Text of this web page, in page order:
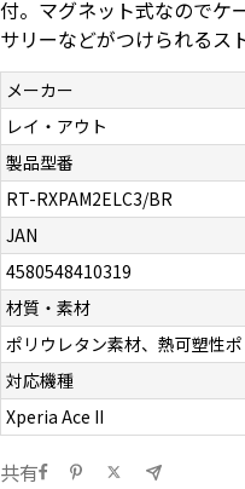
付。マグネット式なのでケ
サリーなどがつけられるス
メーカー
レイ・アウト
製品型番
RT-RXPAM2ELC3/BR
JAN
4580548410319
材質・素材
ポリウレタン素材、熱可塑性
対応機種
Xperia Ace II
共有